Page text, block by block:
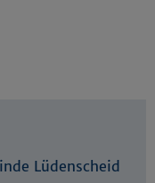
Lüdenscheid